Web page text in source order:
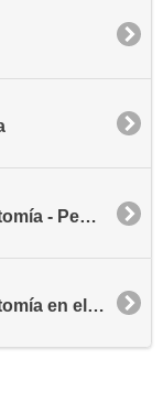
Cuidados de la traqueostomía - Pediatría
Cuidados de la traqueostomía en el hogar